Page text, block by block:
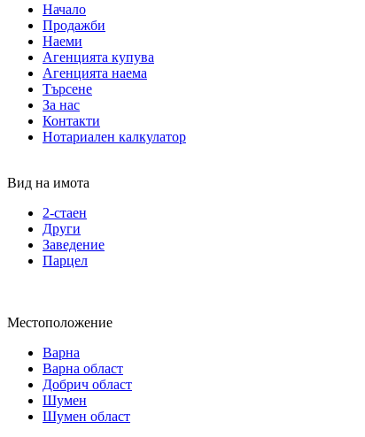
Начало
Продажби
Наеми
Агенцията купува
Агенцията наема
Търсене
За нас
Контакти
Нотариален калкулатор
Вид на имота
2-стаен
Други
Заведение
Парцел
Местоположение
Варна
Варна област
Добрич област
Шумен
Шумен област